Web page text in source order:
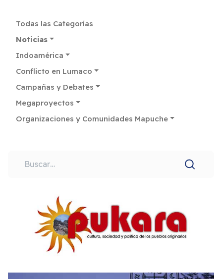
Todas las Categorías
Noticias
Indoamérica
Conflicto en Lumaco
Campañas y Debates
Megaproyectos
Organizaciones y Comunidades Mapuche